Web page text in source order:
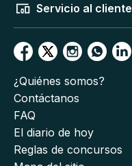
Servicio al cliente
¿Quiénes somos?
Contáctanos
FAQ
El diario de hoy
Reglas de concursos